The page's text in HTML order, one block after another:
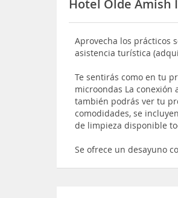
Hotel Olde Amish
Aprovecha los prácticos
asistencia turística
Te sentirás como en tu
microondas La
también podrás ver tu
comodidades, se
de limpieza disponible
Se ofrece un desayuno